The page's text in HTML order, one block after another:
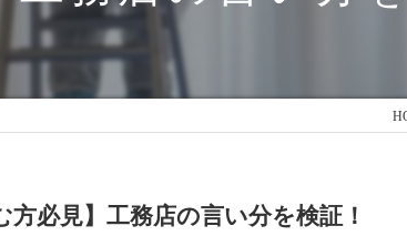
方必見】工務店の言い分を検証！